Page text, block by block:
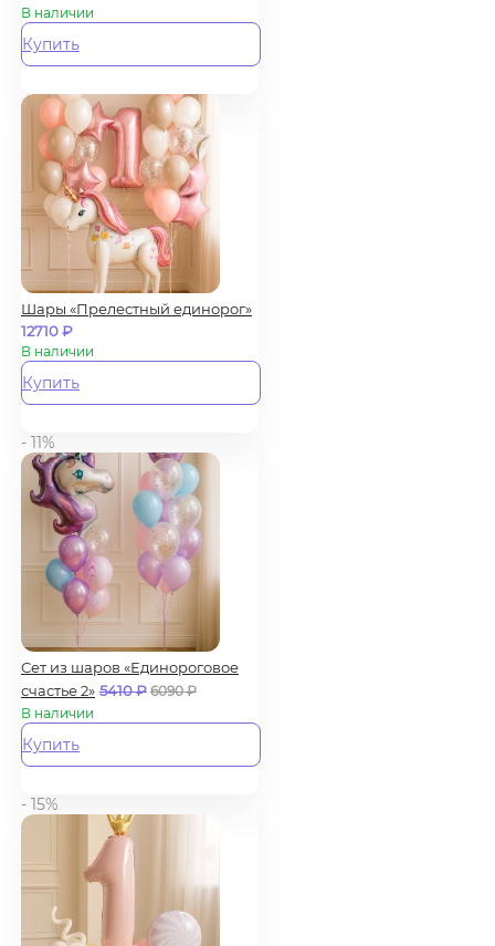
В наличии
Купить
Шары «Прелестный единорог»
12710₽
В наличии
Купить
- 11%
Сет из шаров «Единороговое
счастье 2» 5410₽ 6090₽
В наличии
Купить
- 15%